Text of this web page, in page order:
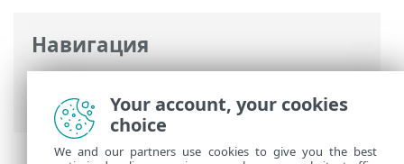
Навигация
Угрозы и атаки > Полезная нагрузка
Your account, your cookies
choice
We and our partners use cookies to give you the best